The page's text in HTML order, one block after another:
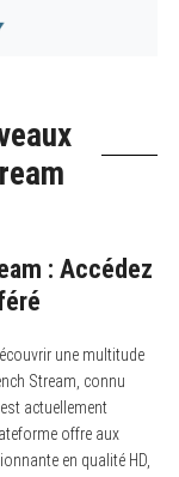
: Accédez
une multitude
Stream, connu
actuellement
offre aux
en qualité HD,